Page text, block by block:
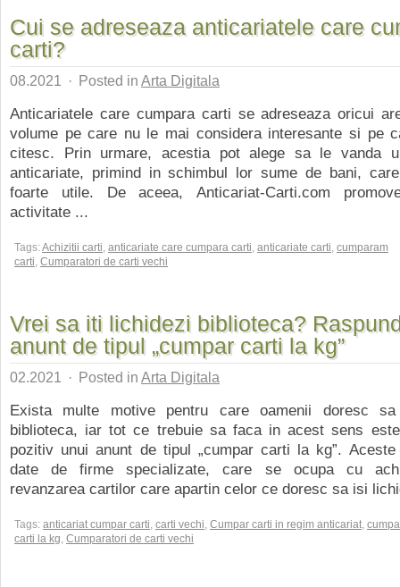
Cui se adreseaza anticariatele care
carti?
08.2021 · Posted in Arta Digitala
Anticariatele care cumpara carti se adreseaza oricui
volume pe care nu le mai considera interesante si pe
citesc. Prin urmare, acestia pot alege sa le vanda
anticariate, primind in schimbul lor sume de bani,
foarte utile. De aceea, Anticariat-Carti.com
activitate ...
Tags:Achizitii carti, anticariate care cumpara carti, anticariate carti, cumparam
carti, Cumparatori de carti vechi
Vrei sa iti lichidezi biblioteca?
anunt de tipul „cumpar carti la kg”
02.2021 · Posted in Arta Digitala
Exista multe motive pentru care oamenii doresc
biblioteca, iar tot ce trebuie sa faca in acest sens
pozitiv unui anunt de tipul „cumpar carti la kg”.
date de firme specializate, care se ocupa cu
revanzarea cartilor care apartin celor ce doresc sa isi
Tags: anticariat cumpar carti, carti vechi, Cumpar carti in regim anticariat,
carti la kg, Cumparatori de carti vechi